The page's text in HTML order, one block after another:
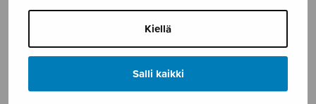
Kiellä
Salli kaikki
Sulasol nuottikauppa
ma–pe klo 10–16 tai sopimuksen mukaan